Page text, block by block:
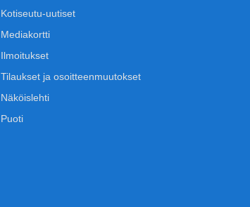
Kotiseutu-uutiset
Mediakortti
Ilmoitukset
Tilaukset ja osoitteenmuutokset
Näköislehti
Puoti